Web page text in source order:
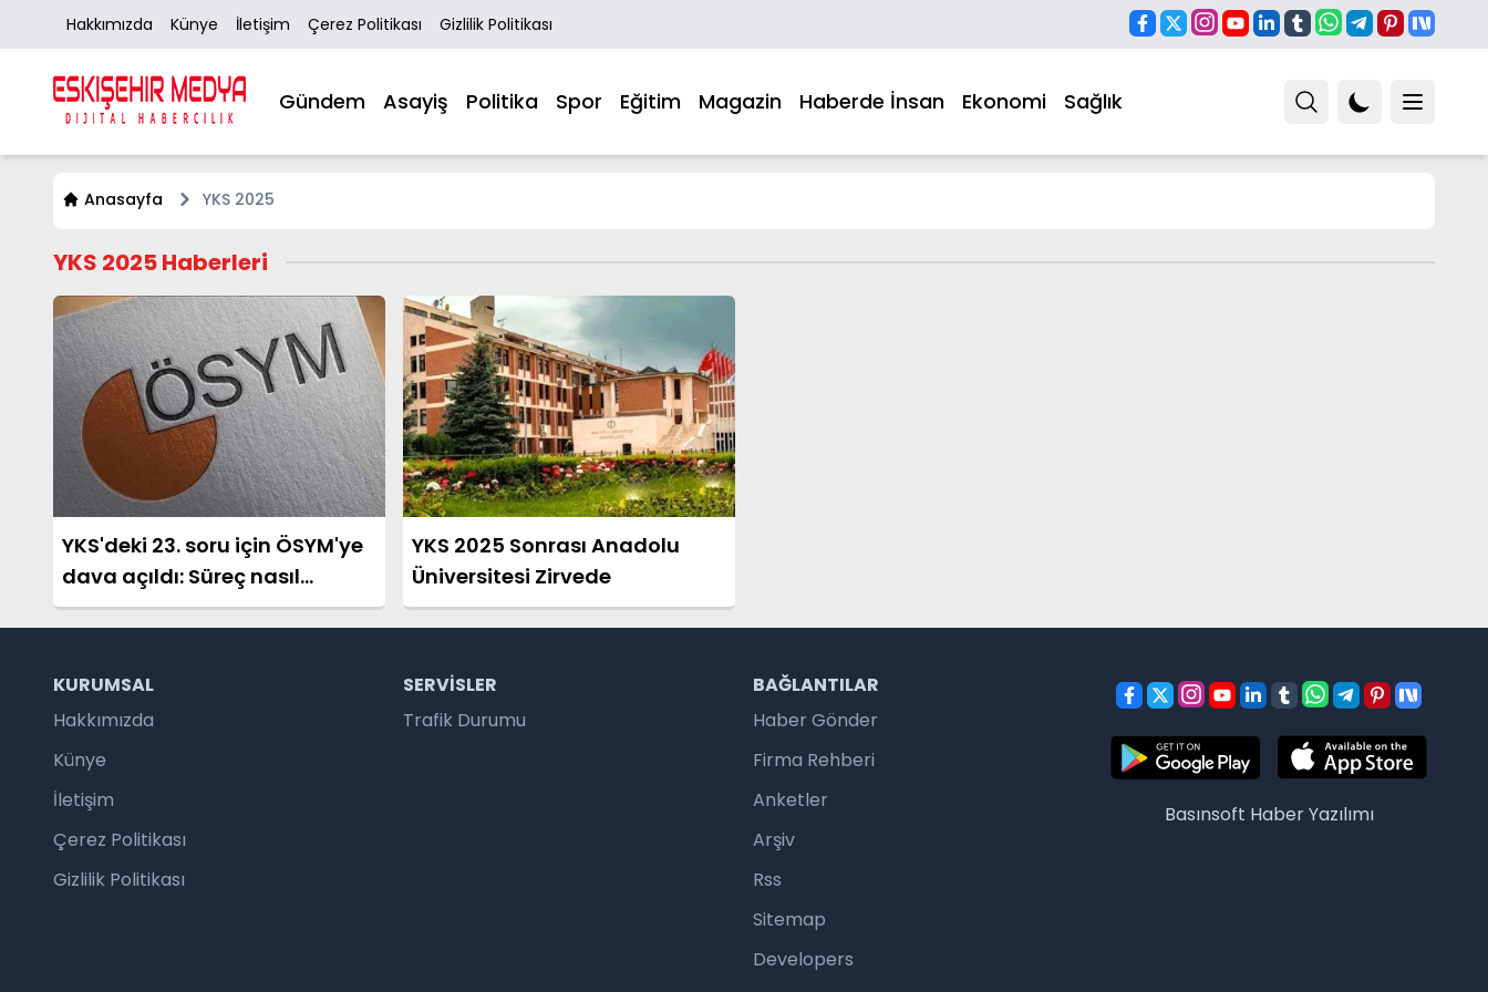
Hakkımızda Künye İletişim Çerez Politikası Gizlilik Politikası
Gündem Asayiş Politika Spor Eğitim Magazin Haberde İnsan Ekonomi Sağlık
Anasayfa YKS 2025
YKS 2025 Haberleri
YKS'deki 23. soru için ÖSYM'ye
dava açıldı: Süreç nasıl
işleyecek?
YKS 2025 Sonrası Anadolu
Üniversitesi Zirvede
KURUMSAL
Hakkımızda
Künye
İletişim
Çerez Politikası
Gizlilik Politikası
SERVISLER
Trafik Durumu
BAĞLANTILAR
Haber Gönder
Firma Rehberi
Anketler
Arşiv
Rss
Sitemap
Developers
Basınsoft Haber Yazılımı